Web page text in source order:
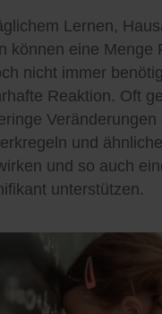
Lernen,
können eine Menge
nicht immer
Reaktion. Oft
Veränderungen
und
und so auch
unterstützen.